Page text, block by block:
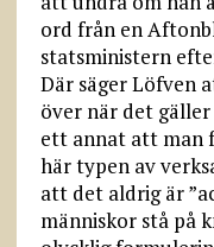
ord från en
statsministern
Där säger Löfven
över när det
ett annat att man
här typen av
att det aldrig är
människor stå på